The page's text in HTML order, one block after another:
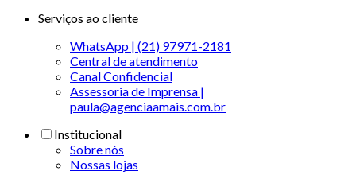
Serviços ao cliente
WhatsApp | (21) 97971-2181
Central de atendimento
Canal Confidencial
Assessoria de Imprensa |
paula@agenciaamais.com.br
Institucional
Sobre nós
Nossas lojas